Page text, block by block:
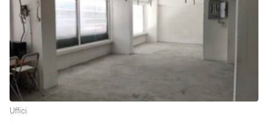
Luce Diurna
Parcheggio privato
Piano terra
Raw
Uffici